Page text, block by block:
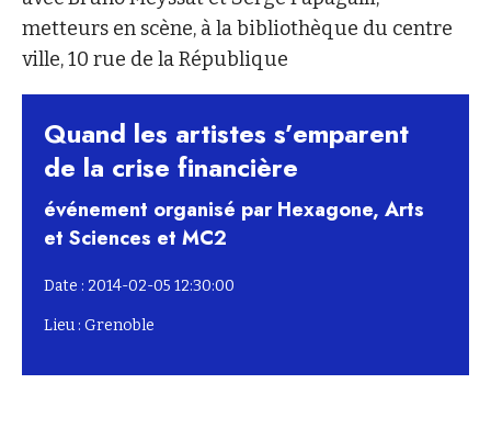
metteurs en scène, à la bibliothèque du centre
ville, 10 rue de la République
Quand les artistes s’emparent
de la crise financière
événement organisé par Hexagone, Arts
et Sciences et MC2
Date : 2014-02-05 12:30:00
Lieu : Grenoble